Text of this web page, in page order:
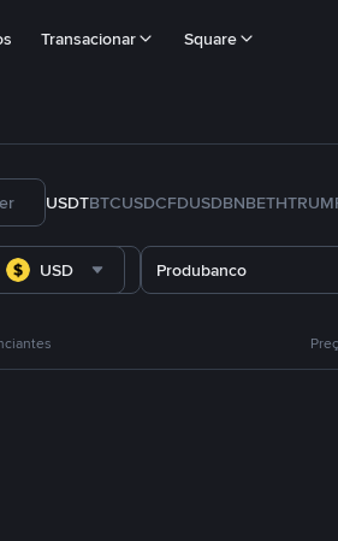
Transacionar Square
USDTBTCUSDCFDUSDBNBETH
USD Produbanco